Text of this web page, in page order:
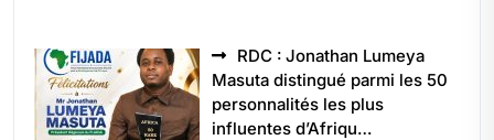
RDC : Jonathan Lumeya
Masuta distingué parmi les 50
personnalités les plus
influentes d’Afriqu…